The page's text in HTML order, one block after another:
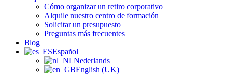
Cómo organizar un retiro corporativo
Alquile nuestro centro de formación
Solicitar un presupuesto
Preguntas más frecuentes
Blog
Español
Nederlands
English (UK)